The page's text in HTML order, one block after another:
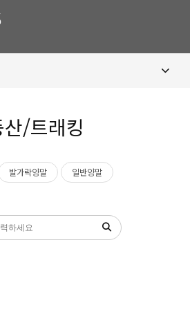
마라톤/러닝
등산/트래킹
요가/필라테스
산/트래킹
발가락양말 일반양말